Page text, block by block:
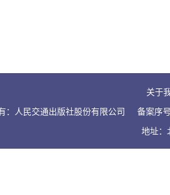
关于
：人民交通出版社股份有限公司
备案序
地址：